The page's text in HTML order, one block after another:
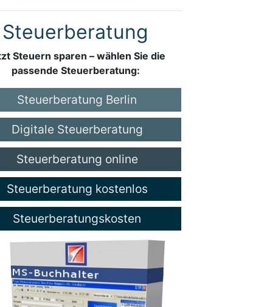
Steuerberatung
Steuern sparen – wählen Sie die
passende Steuerberatung:
Steuerberatung Berlin
Digitale Steuerberatung
Steuerberatung online
Steuerberatung kostenlos
Steuerberatungskosten